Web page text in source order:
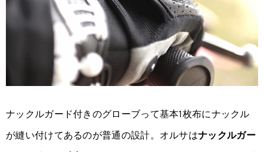
ナックルガード付きのグローブって基本1枚布にナックル
が縫い付けてあるのが普通の設計。オルサはナックルガー